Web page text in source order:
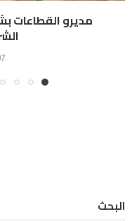
مديرو القطاعات
البحث